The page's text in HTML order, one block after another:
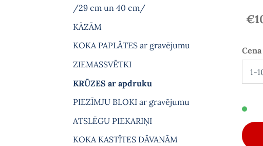
/29 cm un 40 cm/
KĀZĀM
KOKA PAPLĀTES ar gravējumu
ZIEMASSVĒTKI
KRŪZES ar apdruku
PIEZĪMJU BLOKI ar gravējumu
ATSLĒGU PIEKARIŅI
KOKA KASTĪTES DĀVANĀM